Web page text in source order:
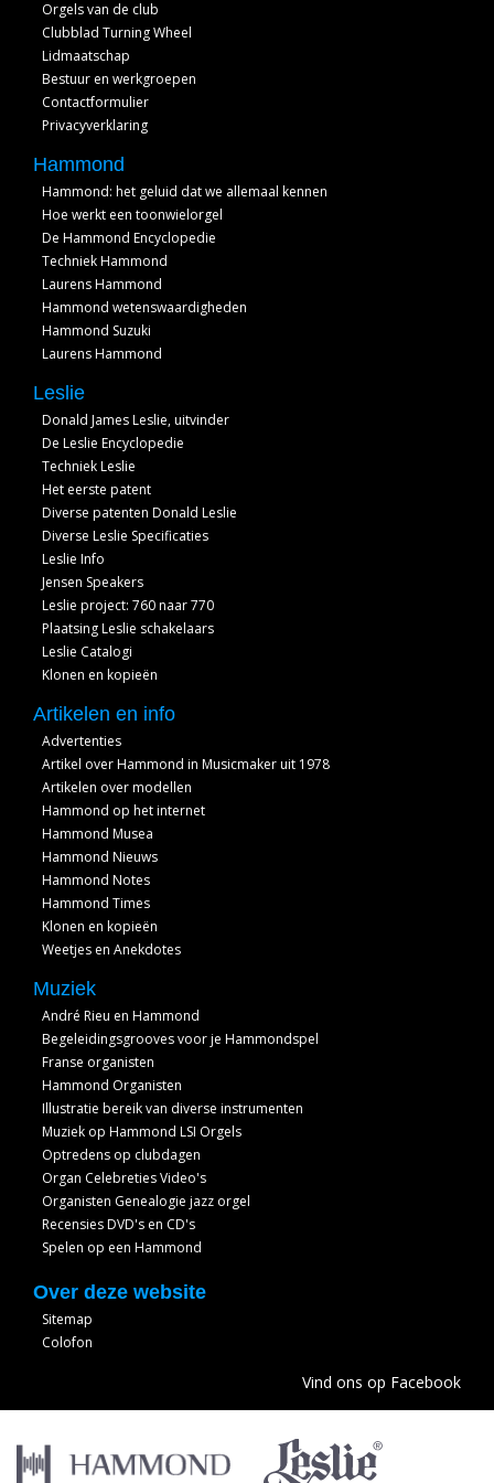
Orgels van de club
Clubblad Turning Wheel
Lidmaatschap
Bestuur en werkgroepen
Contactformulier
Privacyverklaring
Hammond
Hammond: het geluid dat we allemaal kennen
Hoe werkt een toonwielorgel
De Hammond Encyclopedie
Techniek Hammond
Laurens Hammond
Hammond wetenswaardigheden
Hammond Suzuki
Laurens Hammond
Leslie
Donald James Leslie, uitvinder
De Leslie Encyclopedie
Techniek Leslie
Het eerste patent
Diverse patenten Donald Leslie
Diverse Leslie Specificaties
Leslie Info
Jensen Speakers
Leslie project: 760 naar 770
Plaatsing Leslie schakelaars
Leslie Catalogi
Klonen en kopieën
Artikelen en info
Advertenties
Artikel over Hammond in Musicmaker uit 1978
Artikelen over modellen
Hammond op het internet
Hammond Musea
Hammond Nieuws
Hammond Notes
Hammond Times
Klonen en kopieën
Weetjes en Anekdotes
Muziek
André Rieu en Hammond
Begeleidingsgrooves voor je Hammondspel
Franse organisten
Hammond Organisten
Illustratie bereik van diverse instrumenten
Muziek op Hammond LSI Orgels
Optredens op clubdagen
Organ Celebreties Video's
Organisten Genealogie jazz orgel
Recensies DVD's en CD's
Spelen op een Hammond
Over deze website
Sitemap
Colofon
Vind ons op Facebook